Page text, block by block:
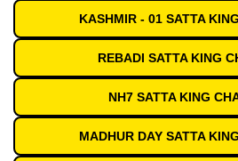
KASHMIR - 01 SATTA
REBADI SATTA KING
NH7 SATTA KING
MADHUR DAY SATTA